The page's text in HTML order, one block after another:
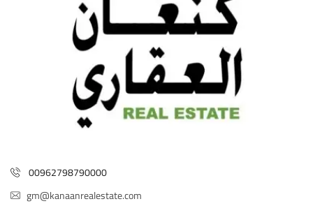
00962798790000
gm@kanaanrealestate.com